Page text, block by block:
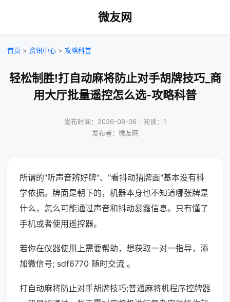
微友网
首页 > 资讯中心 > 攻略科普
轻松制胜!打自动麻将防止对手胡牌技巧_商
用大厅批量遥控怎么选-攻略科普
发布时间：2026-08-06｜阅读：1
发布者：微友网
所谓的"听声音辨好牌"、"看抖动猜牌面"基本没有科
学依据。牌面是朝下的，机器本身也不知道哪张牌是
什么，怎么可能通过声音和抖动暴露信息。只有懂了
手机或者使用遥控器。
若你在仪器使用上需要帮助，想获取一对一指导，添
加微信号; sdf6770 随时交流 。
打自动麻将防止对手胡牌技巧;普通麻将机程序控牌器